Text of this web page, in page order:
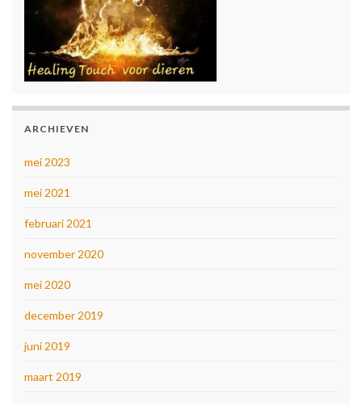
ARCHIEVEN
mei 2023
mei 2021
februari 2021
november 2020
mei 2020
december 2019
juni 2019
maart 2019